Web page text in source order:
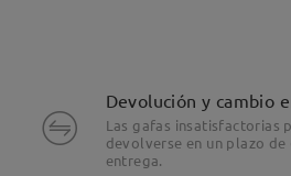
Devolución y cambio
Las gafas insatisfactorias
devolverse en un plazo de
entrega.